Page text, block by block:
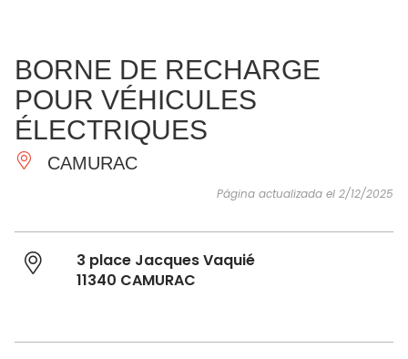
IMPRESCINDIBLES
HACER
INSPIRACIONES
BORNE DE RECHARGE
POUR VÉHICULES
ÉLECTRIQUES
CAMURAC
Página actualizada el 2/12/2025
3 place Jacques Vaquié
11340 CAMURAC